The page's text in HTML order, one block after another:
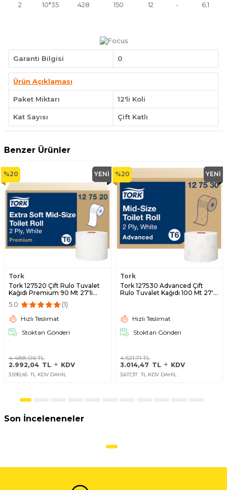
2
10*35 428 150 12 - 6,1
Garanti Bilgisi 0
Ürün Açıklaması
Paket Miktarı 12'li Koli
Kat Sayısı Çift Katlı
Benzer Ürünler
%20 YENI
Tork
Tork 127520 Çift Rulo Tuvalet
Kağıdı Premium 90 Mt 27'li
5.0 (1)
Hızlı Teslimat
Stoktan Gönderi
4.488,06TL
2.992,04 TL KDV
3.590,45 TL KDV DAHİL
%20 YENI
Tork
Tork 127530 Advanced Çift
Rulo Tuvalet Kağıdı 100 Mt 27'li
Hızlı Teslimat
Stoktan Gönderi
4.521,71TL
3.014,47 TL KDV
3.617,37 TL KDV DAHİL
Son İnceleneneler